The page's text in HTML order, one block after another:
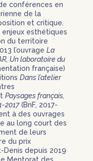
conférences en
de la
et critique.
esthétiques
du territoire
l’ouvrage La
Un laboratoire du
française)
Dans l’atelier
Paysages français,
2017(BnF, 2017-
à des ouvrages
au long court des
de leurs
du prix
Denis depuis 2019